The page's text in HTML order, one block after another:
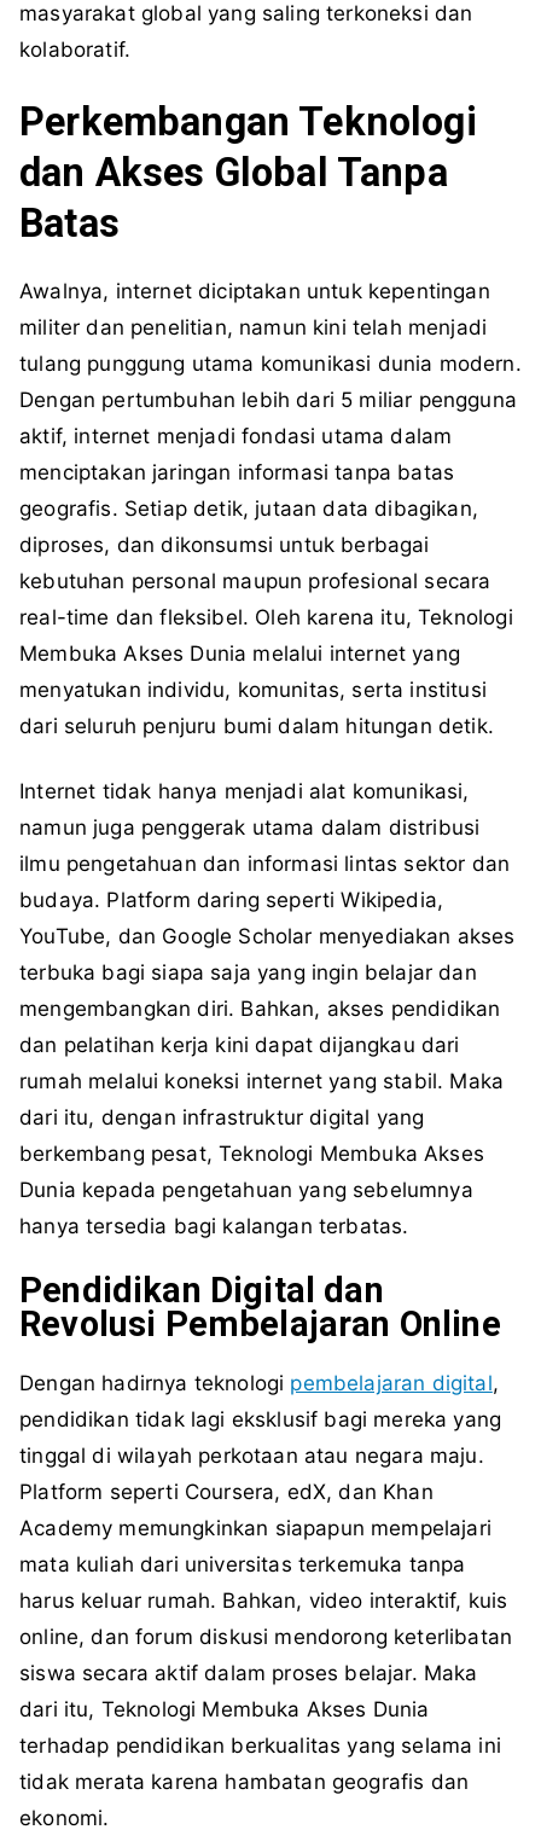
masyarakat global yang saling terkoneksi dan
kolaboratif.
Perkembangan Teknologi
dan Akses Global Tanpa
Batas
Awalnya, internet diciptakan untuk kepentingan
militer dan penelitian, namun kini telah menjadi
tulang punggung utama komunikasi dunia modern.
Dengan pertumbuhan lebih dari 5 miliar pengguna
aktif, internet menjadi fondasi utama dalam
menciptakan jaringan informasi tanpa batas
geografis. Setiap detik, jutaan data dibagikan,
diproses, dan dikonsumsi untuk berbagai
kebutuhan personal maupun profesional secara
real-time dan fleksibel. Oleh karena itu, Teknologi
Membuka Akses Dunia melalui internet yang
menyatukan individu, komunitas, serta institusi
dari seluruh penjuru bumi dalam hitungan detik.
Internet tidak hanya menjadi alat komunikasi,
namun juga penggerak utama dalam distribusi
ilmu pengetahuan dan informasi lintas sektor dan
budaya. Platform daring seperti Wikipedia,
YouTube, dan Google Scholar menyediakan akses
terbuka bagi siapa saja yang ingin belajar dan
mengembangkan diri. Bahkan, akses pendidikan
dan pelatihan kerja kini dapat dijangkau dari
rumah melalui koneksi internet yang stabil. Maka
dari itu, dengan infrastruktur digital yang
berkembang pesat, Teknologi Membuka Akses
Dunia kepada pengetahuan yang sebelumnya
hanya tersedia bagi kalangan terbatas.
Pendidikan Digital dan
Revolusi Pembelajaran Online
Dengan hadirnya teknologi pembelajaran digital,
pendidikan tidak lagi eksklusif bagi mereka yang
tinggal di wilayah perkotaan atau negara maju.
Platform seperti Coursera, edX, dan Khan
Academy memungkinkan siapapun mempelajari
mata kuliah dari universitas terkemuka tanpa
harus keluar rumah. Bahkan, video interaktif, kuis
online, dan forum diskusi mendorong keterlibatan
siswa secara aktif dalam proses belajar. Maka
dari itu, Teknologi Membuka Akses Dunia
terhadap pendidikan berkualitas yang selama ini
tidak merata karena hambatan geografis dan
ekonomi.